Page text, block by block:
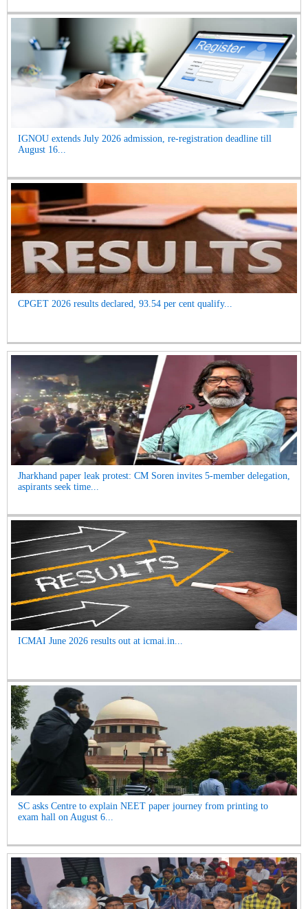
IGNOU extends July 2026 admission, re-registration deadline till
August 16...
CPGET 2026 results declared, 93.54 per cent qualify...
Jharkhand paper leak protest: CM Soren invites 5-member delegation,
aspirants seek time...
ICMAI June 2026 results out at icmai.in...
SC asks Centre to explain NEET paper journey from printing to
exam hall on August 6...